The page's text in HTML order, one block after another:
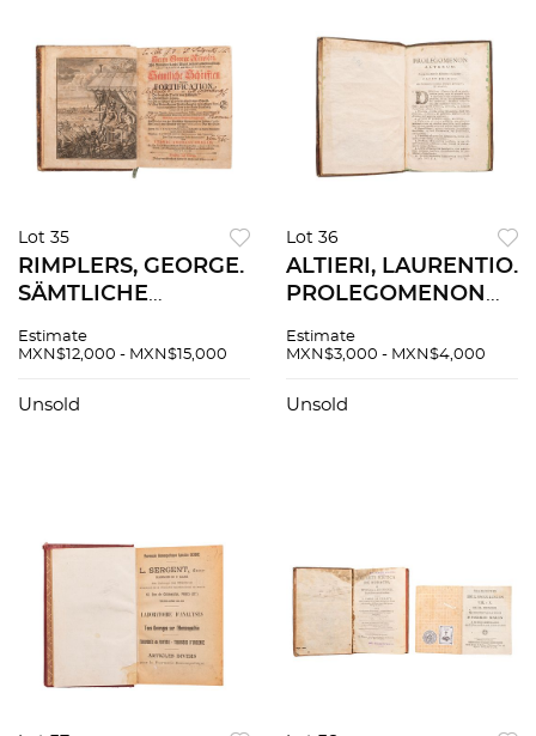
Lot 35
RIMPLERS, GEORGE.
SÄMTLICHE
DER FORTIFICATION.
1724. Tomos I - II en
Estimate
MXN$12,000 - MXN$15,000
Unsold
Lot 36
ALTIERI, LAURENTIO.
PROLEGOMENON
GEOMETRIE
TRADUNTUR. SIN
Estimate
MXN$3,000 - MXN$4,000
Unsold